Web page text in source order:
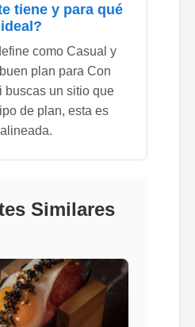
tiene y para qué
como Casual y
plan para Con
buscas un sitio que
de plan, esta es
Similares